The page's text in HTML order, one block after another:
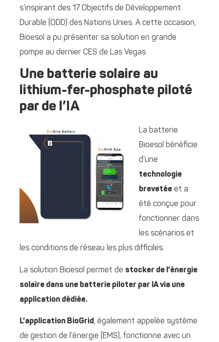
s’inspirant des 17 Objectifs de Développement
Durable (ODD) des Nations Unies. A cette occasion,
Bioesol a pu présenter sa solution en grande
pompe au dernier CES de Las Vegas.
Une batterie solaire au
lithium-fer-phosphate piloté
par de l’IA
La batterie
Bioesol bénéficie
d’une
technologie
brevetée et a
été conçue pour
fonctionner dans
les scénarios et
les conditions de réseau les plus difficiles.
La solution Bioesol permet de stocker de l’énergie
solaire dans une batterie piloter par IA via une
application dédiée.
L’application BioGrid, également appelée système
de gestion de l’énergie (EMS), fonctionne avec un